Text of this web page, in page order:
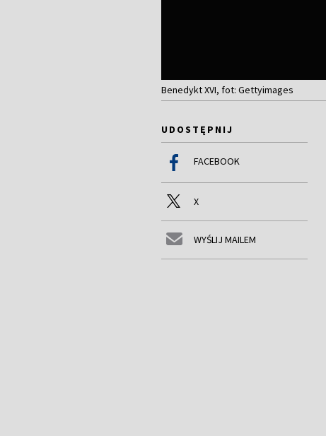
Benedykt XVI, fot: Gettyimages
UDOSTĘPNIJ
FACEBOOK
X
WYŚLIJ MAILEM